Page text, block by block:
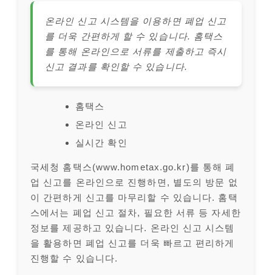
온라인 신고 시스템을 이용하면 폐업 신고
를 더욱 간편하게 할 수 있습니다. 홈택스
를 통해 온라인으로 서류를 제출하고 즉시
신고 결과를 확인할 수 있습니다.
홈택스
온라인 신고
실시간 확인
국세청 홈택스(www.hometax.go.kr)를 통해 폐
업 신고를 온라인으로 진행하면, 별도의 방문 없
이 간편하게 신고를 마무리할 수 있습니다. 홈택
스에서는 폐업 신고 절차, 필요한 서류 등 자세한
정보를 제공하고 있습니다. 온라인 신고 시스템
을 활용하면 폐업 신고를 더욱 빠르고 편리하게
진행할 수 있습니다.